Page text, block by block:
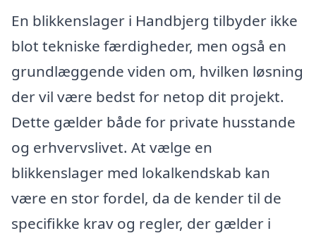
En blikkenslager i Handbjerg tilbyder ikke
blot tekniske færdigheder, men også en
grundlæggende viden om, hvilken løsning
der vil være bedst for netop dit projekt.
Dette gælder både for private husstande
og erhvervslivet. At vælge en
blikkenslager med lokalkendskab kan
være en stor fordel, da de kender til de
specifikke krav og regler, der gælder i